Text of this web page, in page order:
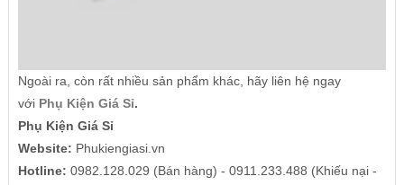
Ngoài ra, còn rất nhiều sản phẩm khác, hãy liên hệ ngay
với Phụ Kiện Giá Sỉ.
Phụ Kiện Giá Sỉ
Website: Phukiengiasi.vn
Hotline: 0982.128.029 (Bán hàng) - 0911.233.488 (Khiếu nại -